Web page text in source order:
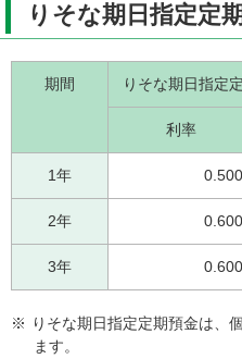
りそな期日指定定
期間 りそな期日指定
利率
1年 0.500
2年 0.600
3年 0.600
※
りそな期日指定定期預金は、
ます。